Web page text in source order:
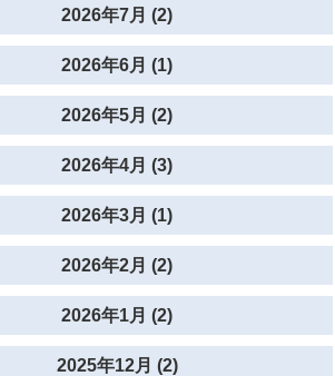
2026年7月 (2)
2026年6月 (1)
2026年5月 (2)
2026年4月 (3)
2026年3月 (1)
2026年2月 (2)
2026年1月 (2)
2025年12月 (2)